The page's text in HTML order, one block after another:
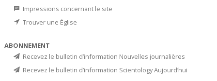
Impressions concernant le site
Trouver une Église
ABONNEMENT
Recevez le bulletin d’information Nouvelles journalières
Recevez le bulletin d’information Scientology Aujourd’hui